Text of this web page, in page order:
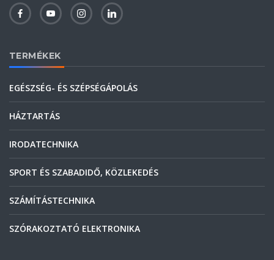
TERMÉKEK
EGÉSZSÉG- ÉS SZÉPSÉGÁPOLÁS
HÁZTARTÁS
IRODATECHNIKA
SPORT ÉS SZABADIDŐ, KÖZLEKEDÉS
SZÁMÍTÁSTECHNIKA
SZÓRAKOZTATÓ ELEKTRONIKA